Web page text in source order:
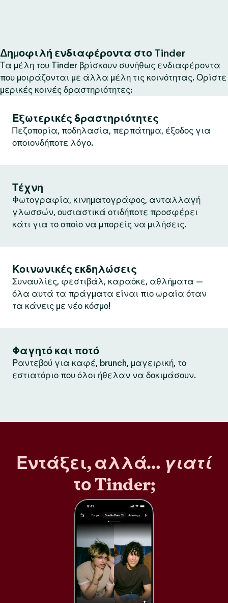
Δημοφιλή ενδιαφέροντα στο Tinder
Τα μέλη του Tinder βρίσκουν συνήθως ενδιαφέροντα
που μοιράζονται με άλλα μέλη τις κοινότητας. Ορίστε
μερικές κοινές δραστηριότητες:
Εξωτερικές δραστηριότητες
Πεζοπορία, ποδηλασία, περπάτημα, έξοδος για
οποιονδήποτε λόγο.
Τέχνη
Φωτογραφία, κινηματογράφος, ανταλλαγή
γλωσσών, ουσιαστικά οτιδήποτε προσφέρει
κάτι για το οποίο να μπορείς να μιλήσεις.
Κοινωνικές εκδηλώσεις
Συναυλίες, φεστιβάλ, καραόκε, αθλήματα —
όλα αυτά τα πράγματα είναι πιο ωραία όταν
τα κάνεις με νέο κόσμο!
Φαγητό και ποτό
Ραντεβού για καφέ, brunch, μαγειρική, το
εστιατόριο που όλοι ήθελαν να δοκιμάσουν.
Εντάξει, αλλά… γιατί
το Tinder;